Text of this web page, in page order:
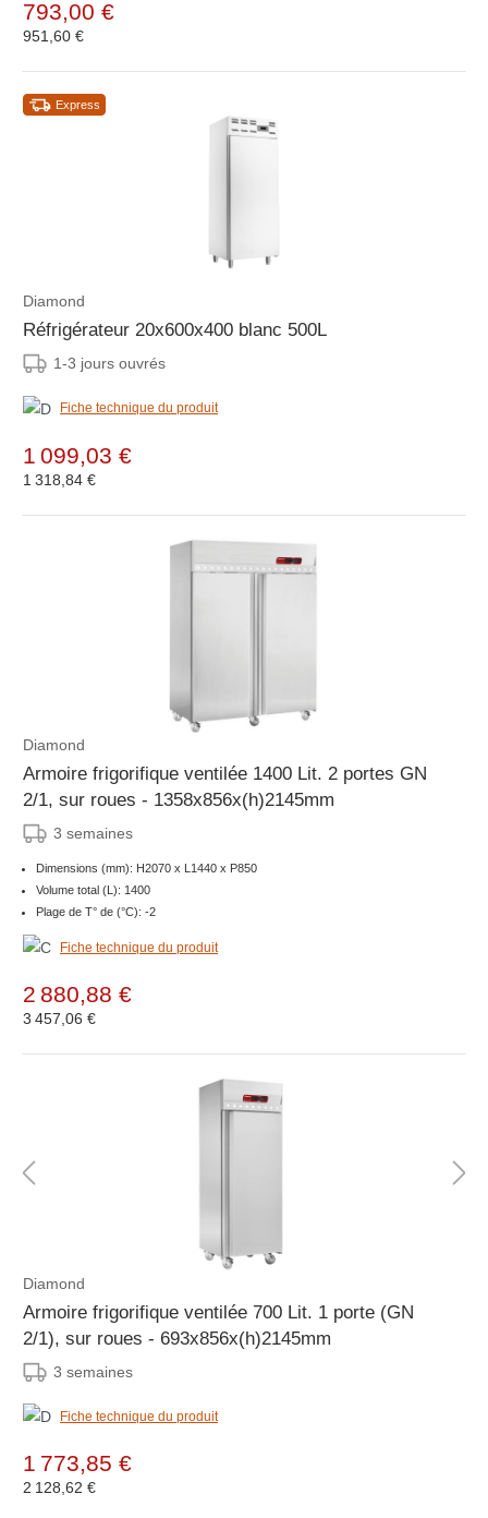
793,00 €
951,60 €
Express
Diamond
Réfrigérateur 20x600x400 blanc 500L
1-3 jours ouvrés
Fiche technique du produit
1 099,03 €
1 318,84 €
Diamond
Armoire frigorifique ventilée 1400 Lit. 2 portes GN
2/1, sur roues - 1358x856x(h)2145mm
3 semaines
Dimensions (mm): H2070 x L1440 x P850
Volume total (L): 1400
Plage de T° de (°C): -2
Fiche technique du produit
2 880,88 €
3 457,06 €
Diamond
Armoire frigorifique ventilée 700 Lit. 1 porte (GN
2/1), sur roues - 693x856x(h)2145mm
3 semaines
Fiche technique du produit
1 773,85 €
2 128,62 €